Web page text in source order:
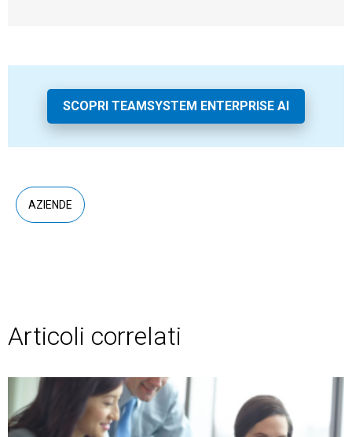
SCOPRI TEAMSYSTEM ENTERPRISE AI
AZIENDE
Articoli correlati